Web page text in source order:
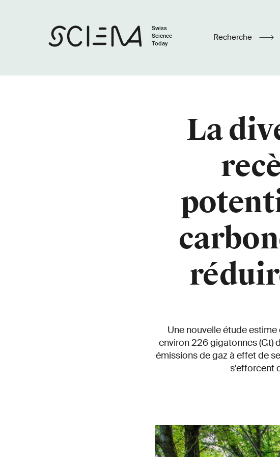
Swiss
Science
Today
Recherche
La
Une nouvelle étude
environ 226 gigatonnes (Gt)
émissions de gaz à effet de
s'efforcent